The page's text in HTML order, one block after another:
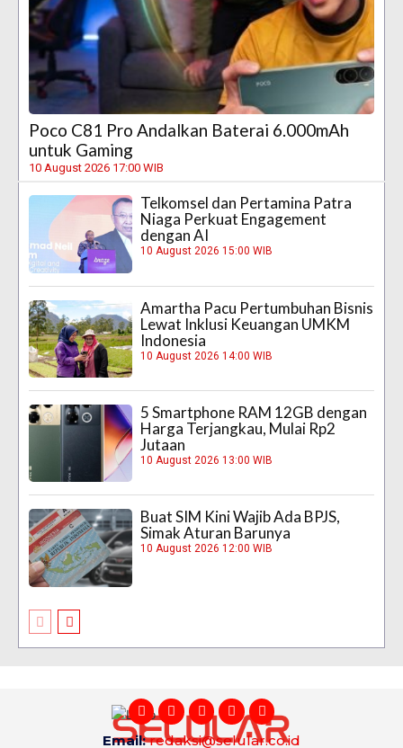
Poco C81 Pro Andalkan Baterai 6.000mAh
untuk Gaming
10 August 2026 17:00 WIB
Telkomsel dan Pertamina Patra
Niaga Perkuat Engagement
dengan AI
10 August 2026 15:00 WIB
Amartha Pacu Pertumbuhan Bisnis
Lewat Inklusi Keuangan UMKM
Indonesia
10 August 2026 14:00 WIB
5 Smartphone RAM 12GB dengan
Harga Terjangkau, Mulai Rp2
Jutaan
10 August 2026 13:00 WIB
Buat SIM Kini Wajib Ada BPJS,
Simak Aturan Barunya
10 August 2026 12:00 WIB
Email:redaksi@selular.co.id